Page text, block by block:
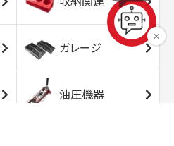
ガレージ
油圧機器